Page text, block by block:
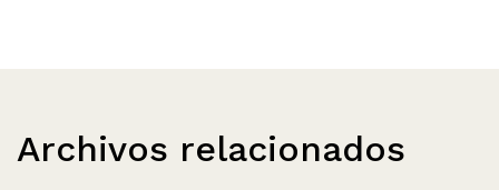
Archivos relacionados